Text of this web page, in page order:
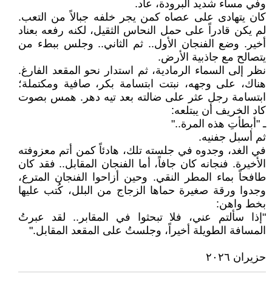
​وفي مساء شديد البرودة، عاد.
كان يتهادى على عصاه كمن يجر خلفه جبالاً من التعب.
لم يكن قادراً على حمل النحاس الثقيل، لكنه رفعه بعناد
أخير. وضع الفنجان الأول.. ثم الثاني.. وجلس ببطء من
يتصالح مع جاذبية الأرض.
​نظر إلى السماء الرمادية، ثم استدار نحو المقعد الفارغ.
هناك، على وجهه، نبتت ابتسامة بكر، صافية ومكتملة؛
ابتسامة رجل عثر على ضالته بعد تيه دهر. همس بصوت
كاد الخريف أن يبتلعه:
ـ "أبطأتِ هذه المرة.."
ثم أسبل جفنيه.
​في الغد، وجدوه في جلسته تلك، هادئاً كمن أتم معزوفته
الأخيرة. فنجانه كان جافاً، أما الفنجان المقابل.. فقد كان
طافحاً بماء المطر النقي. وحين أزاحوا الفنجان المترع،
وجدوا ورقة صغيرة حماها الزجاج من البلل، كُتب عليها
بخط واهن:
"إذا سألتم عني، فلا تبحثوا في المقابر.. لقد عبرتُ
المسافة الطويلة أخيراً، وجلستُ على المقعد المقابل."
حزيران ٢٠٢٦